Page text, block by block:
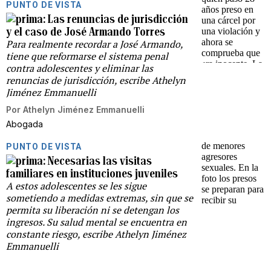
PUNTO DE VISTA
Las renuncias de jurisdicción
y el caso de José Armando Torres
Para realmente recordar a José Armando,
tiene que reformarse el sistema penal
contra adolescentes y eliminar las
renuncias de jurisdicción, escribe Athelyn
Jiménez Emmanuelli
Por Athelyn Jiménez Emmanuelli
Abogada
PUNTO DE VISTA
Necesarias las visitas
familiares en instituciones juveniles
A estos adolescentes se les sigue
sometiendo a medidas extremas, sin que se
permita su liberación ni se detengan los
ingresos. Su salud mental se encuentra en
constante riesgo, escribe Athelyn Jiménez
Emmanuelli